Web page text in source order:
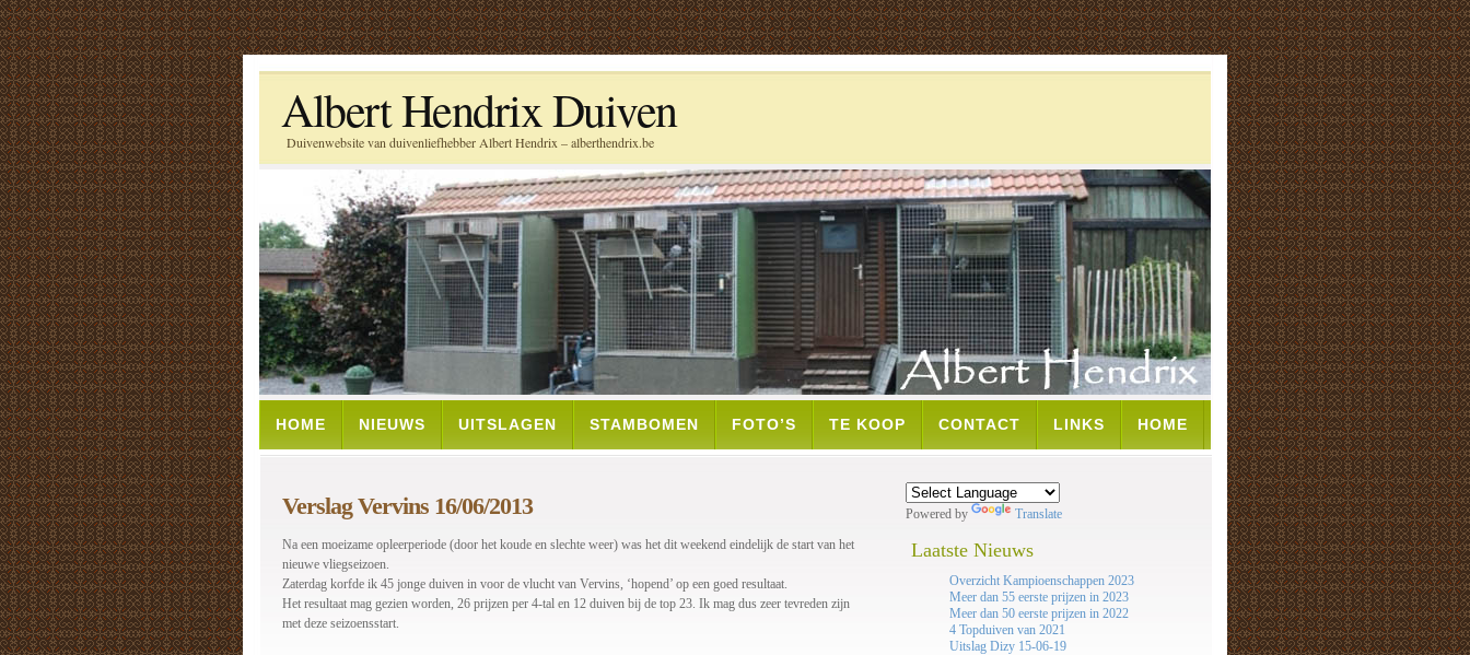
Albert Hendrix Duiven
Duivenwebsite van duivenliefhebber Albert Hendrix – alberthendrix.be
HOME NIEUWS UITSLAGEN STAMBOMEN FOTO’S TE KOOP CONTACT LINKS HOME
Verslag Vervins 16/06/2013
Na een moeizame opleerperiode (door het koude en slechte weer) was het dit weekend eindelijk de start van het
nieuwe vliegseizoen.
Zaterdag korfde ik 45 jonge duiven in voor de vlucht van Vervins, ‘hopend’ op een goed resultaat.
Het resultaat mag gezien worden, 26 prijzen per 4-tal en 12 duiven bij de top 23. Ik mag dus zeer tevreden zijn
met deze seizoensstart.
Powered by Translate
Laatste Nieuws
Overzicht Kampioenschappen 2023
Meer dan 55 eerste prijzen in 2023
Meer dan 50 eerste prijzen in 2022
4 Topduiven van 2021
Uitslag Dizy 15-06-19